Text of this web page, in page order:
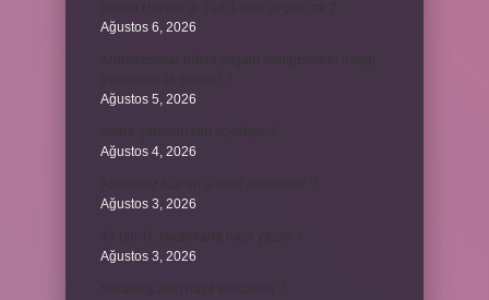
Ağustos 6, 2026
Ağustos 5, 2026
Ağustos 4, 2026
Ağustos 3, 2026
Ağustos 3, 2026